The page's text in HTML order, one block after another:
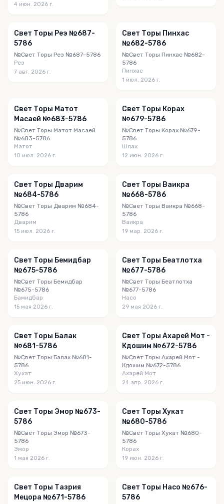
4 июн. 2026 г.
Свет Торы Реэ №687-
5786
№Свет Торы Реэ №687-5786
Реэ
7 авг. 2026 г.
Свет Торы Пинхас
№682-5786
№Свет Торы Пинхас №682-
5786
Пинхас
1 июл. 2026 г.
Свет Торы Матот
Масаей №683-5786
№Свет Торы Матот Масаей
№683-5786
Матот
10 июл. 2026 г.
Свет Торы Корах
№679-5786
№Свет Торы Корах №679-
5786
Шлах
12 июн. 2026 г.
Свет Торы Дварим
№684-5786
№Свет Торы Дварим №684-
5786
Дварим
15 июл. 2026 г.
Свет Торы Ваикра
№668-5786
№Свет Торы Ваикра №668-
5786
Ваикра
19 мар. 2026 г.
Свет Торы Бемидбар
№675-5786
№Свет Торы Бемидбар
№675-5786
Бамидбар
15 мая 2026 г.
Свет Торы Беатлотха
№677-5786
№Свет Торы Беатлотха
№677-5786
Насо
29 мая 2026 г.
Свет Торы Балак
№681-5786
№Свет Торы Балак №681-
5786
Хукат
25 июн. 2026 г.
Свет Торы Ахарей Мот -
Кдошим №672-5786
№Свет Торы Ахарей Мот -
Кдошим №672-5786
Ахарей Мот
24 апр. 2026 г.
Свет Торы Эмор №673-
5786
№Свет Торы Эмор №673-
5786
Эмор
1 мая 2026 г.
Свет Торы Хукат
№680-5786
№Свет Торы Хукат №680-
5786
Корах
19 июн. 2026 г.
Свет Торы Тазрия
Мецора №671-5786
Свет Торы Насо №676-
5786